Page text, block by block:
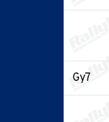
Gy7